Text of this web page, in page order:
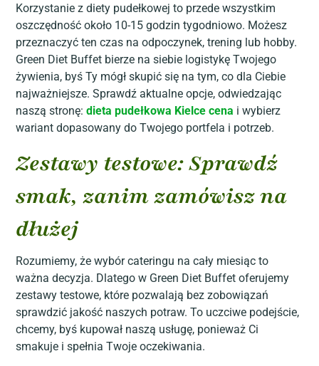
Korzystanie z diety pudełkowej to przede wszystkim
oszczędność około 10-15 godzin tygodniowo. Możesz
przeznaczyć ten czas na odpoczynek, trening lub hobby.
Green Diet Buffet bierze na siebie logistykę Twojego
żywienia, byś Ty mógł skupić się na tym, co dla Ciebie
najważniejsze. Sprawdź aktualne opcje, odwiedzając
naszą stronę:dieta pudełkowa Kielce cena i wybierz
wariant dopasowany do Twojego portfela i potrzeb.
Zestawy testowe: Sprawdź
smak, zanim zamówisz na
dłużej
Rozumiemy, że wybór cateringu na cały miesiąc to
ważna decyzja. Dlatego w Green Diet Buffet oferujemy
zestawy testowe, które pozwalają bez zobowiązań
sprawdzić jakość naszych potraw. To uczciwe podejście,
chcemy, byś kupował naszą usługę, ponieważ Ci
smakuje i spełnia Twoje oczekiwania.